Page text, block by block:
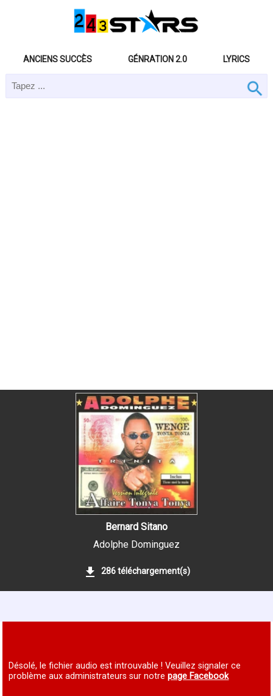
ANCIENS SUCCÈS GÉNRATION 2.0 LYRICS
Bernard Sitano
Adolphe Dominguez
286 téléchargement(s)
Désolé, le fichier audio est introuvable ! Veuillez signaler ce
problème aux administrateurs sur notrepage Facebook